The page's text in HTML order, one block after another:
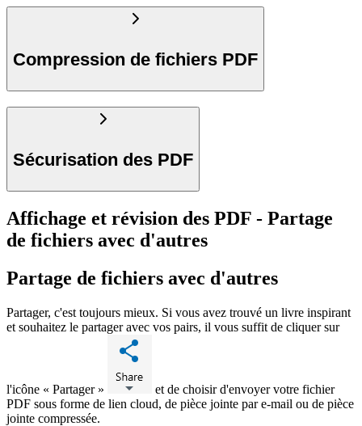
Compression de fichiers PDF
Sécurisation des PDF
Affichage et révision des PDF - Partage
de fichiers avec d'autres
Partage de fichiers avec d'autres
Partager, c'est toujours mieux. Si vous avez trouvé un livre inspirant
et souhaitez le partager avec vos pairs, il vous suffit de cliquer sur
l'icône « Partager »
et de choisir d'envoyer votre fichier
PDF sous forme de lien cloud, de pièce jointe par e-mail ou de pièce
jointe compressée.